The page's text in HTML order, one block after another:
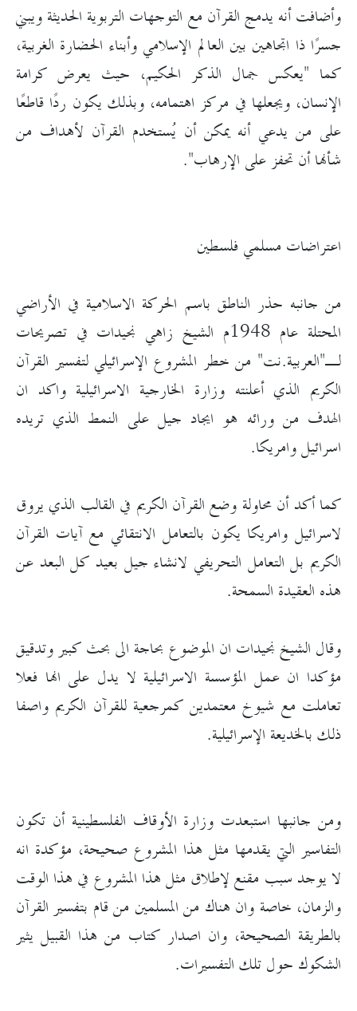
وأضافت أنه يدمج القرآن مع التوجهات التربوية الحديثة ويبني
جسرًا ذا اتجاهين بين العالم الإسلامي وأبناء الحضارة الغربية،
كما "يعكس جمال الذكر الحكيم، حيث يعرض كرامة
الإنسان، ويجعلها في مركز اهتمامه، وبذلك يكون ردًا قاطعًا
على من يدعي أنه يمكن أن يُستخدم القرآن لأهداف من
شأنها أن تحفز على الإرهاب".
اعتراضات مسلمي فلسطين
من جانبه حذر الناطق باسم الحركة الاسلامية في الأراضي
المحتلة عام 1948م الشيخ زاهي نجيدات في تصريحات
لـ"العربية.نت" من خطر المشروع الإسرائيلي لتفسير القرآن
الكريم الذي أعلنته وزارة الخارجية الاسرائيلية واكد ان
الهدف من ورائه هو ايجاد جيل على النمط الذي تريده
اسرائيل وامريكا.
كما أكد أن محاولة وضع القرآن الكريم في القالب الذي يروق
لاسرائيل وامريكا يكون بالتعامل الانتقائي مع آيات القرآن
الكريم بل التعامل التحريفي لانشاء جيل بعيد كل البعد عن
هذه العقيدة السمحة.
وقال الشيخ نجيدات ان الموضوع بحاجة الى بحث كبير وتدقيق
مؤكدا ان عمل المؤسسة الاسرائيلية لا يدل على انها فعلا
تعاملت مع شيوخ معتمدين كمرجعية للقرآن الكريم واصفا
ذلك بالخديعة الإسرائيلية.
ومن جانبها استبعدت وزارة الأوقاف الفلسطينية أن تكون
التفاسير التي يقدمها مثل هذا المشروع صحيحة، مؤكدة انه
لا يوجد سبب مقنع لإطلاق مثل هذا المشروع في هذا الوقت
والزمان، خاصة وان هناك من المسلمين من قام بتفسير القرآن
بالطريقة الصحيحة، وان اصدار كتاب من هذا القبيل يثير
الشكوك حول تلك التفسيرات.